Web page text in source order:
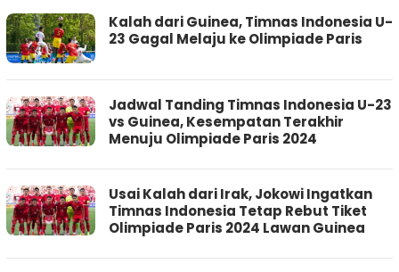
Kalah dari Guinea, Timnas Indonesia U-
23 Gagal Melaju ke Olimpiade Paris
Jadwal Tanding Timnas Indonesia U-23
vs Guinea, Kesempatan Terakhir
Menuju Olimpiade Paris 2024
Usai Kalah dari Irak, Jokowi Ingatkan
Timnas Indonesia Tetap Rebut Tiket
Olimpiade Paris 2024 Lawan Guinea